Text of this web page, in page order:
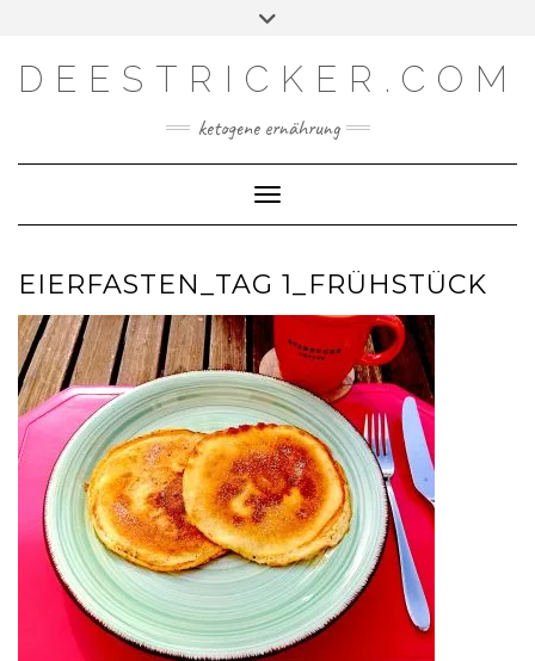
content
FacebookInstagram
DEESTRICKER.COM
ketogene ernährung
Toggle Navigation
EIERFASTEN_TAG 1_FRÜHSTÜCK